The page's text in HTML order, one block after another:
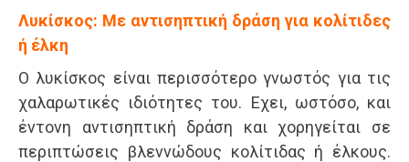
Λυκίσκος: Με αντισηπτική δράση για κολίτιδες
ή έλκη
Ο λυκίσκος είναι περισσότερο γνωστός για τις
χαλαρωτικές ιδιότητες του. Εχει, ωστόσο, και
έντονη αντισηπτική δράση και χορηγείται σε
περιπτώσεις βλεννώδους κολίτιδας ή έλκους.